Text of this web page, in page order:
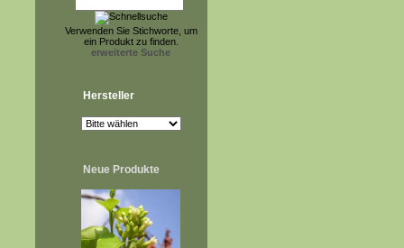
Verwenden Sie Stichworte, um
ein Produkt zu finden.
erweiterte Suche
Hersteller
Neue Produkte